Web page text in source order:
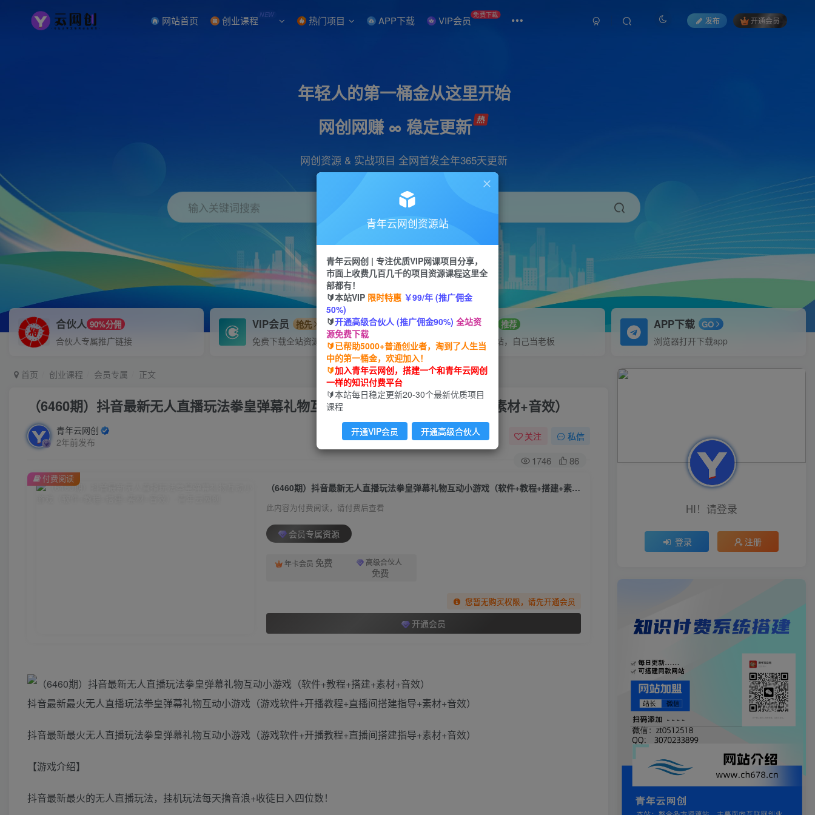
网站首页 创业课程 NEW 热门项目 APP下载 VIP会员 免费下载
发布 开通会员
年轻人的第一桶金从这里开始
网创网赚 ∞ 稳定更新
网创资源 & 实战项目 全网首发全年365天更新
输入关键词搜索
项目 引流 抖音 短视频 剪辑 会员
合伙人 90%分佣
合伙人专属推广链接
VIP会员 抢先
免费下载全站资源
招募站长 推荐
搭建同款网站，自己当老板
APP下载 GO
浏览器打开下载app
首页 创业课程 会员专属 正文
（6460期）抖音最新无人直播玩法拳皇弹幕礼物互动小游戏（软件+教程+搭建+素材+音效）
青年云网创
2年前发布
关注 私信
1746 86
（6460期）抖音最新无人直播玩法拳皇弹幕礼物互动小游戏（软件+教程+搭建+素材+音效）
此内容为付费阅读，请付费后查看
会员专属资源
年卡会员 免费 高级合伙人
免费
您暂无购买权限，请先开通会员
开通会员
付费阅读
抖音最新最火无人直播玩法拳皇弹幕礼物互动小游戏（游戏软件+开播教程+直播间搭建指导+素材+音效）
抖音最新最火无人直播玩法拳皇弹幕礼物互动小游戏（游戏软件+开播教程+直播间搭建指导+素材+音效）
【游戏介绍】
抖音最新最火的无人直播玩法，挂机玩法每天撸音浪+收徒日入四位数！
HI！请登录
登录 注册
青年云网创资源站
青年云网创 | 专注优质VIP网课项目分享，
市面上收费几百几千的项目资源课程这里全
部都有！
🔰本站VIP 限时特惠 ￥99/年 (推广佣金
50%)
🔰开通高级合伙人 (推广佣金90%) 全站资
源免费下载
🔰已帮助5000+普通创业者，淘到了人生当
中的第一桶金，欢迎加入！
🔰加入青年云网创，搭建一个和青年云网创
一样的知识付费平台
🔰本站每日稳定更新20-30个最新优质项目
课程
开通VIP会员 开通高级合伙人